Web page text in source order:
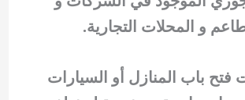
و المحلات التجارية.
فتح باب المنازل أو السيارات